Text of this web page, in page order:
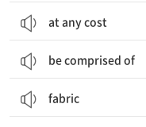
at any cost
be comprised of
fabric